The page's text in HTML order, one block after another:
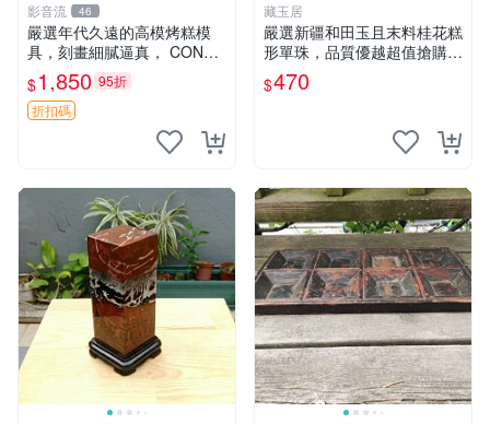
影音流 46
嚴選年代久遠的高模烤糕模
具，刻畫細膩逼真， CONDI
TION 良好，建議購買前詳查
照片。老高模 烤糕模具 刻花
模具
$1,850 95折
折扣碼
藏玉居
嚴選新疆和田玉且末料桂花糕
形單珠，品質優越超值搶購
中！32元享原價二倍美寶
珠。桂花糕形、單珠、和田玉
$470